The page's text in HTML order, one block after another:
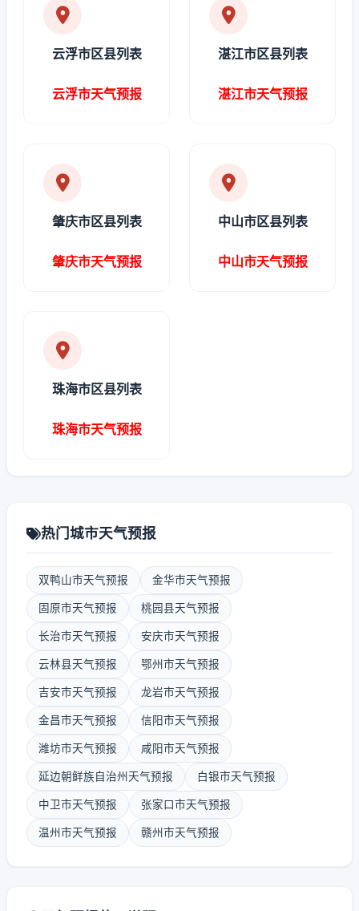
云浮市区县列表
云浮市天气预报
湛江市区县列表
湛江市天气预报
肇庆市区县列表
肇庆市天气预报
中山市区县列表
中山市天气预报
珠海市区县列表
珠海市天气预报
热门城市天气预报
双鸭山市天气预报 金华市天气预报
固原市天气预报 桃园县天气预报
长治市天气预报 安庆市天气预报
云林县天气预报 鄂州市天气预报
吉安市天气预报 龙岩市天气预报
金昌市天气预报 信阳市天气预报
潍坊市天气预报 咸阳市天气预报
延边朝鲜族自治州天气预报 白银市天气预报
中卫市天气预报 张家口市天气预报
温州市天气预报 赣州市天气预报